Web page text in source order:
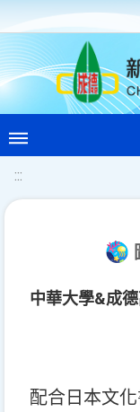
:::
中華大學&成
配合日本文